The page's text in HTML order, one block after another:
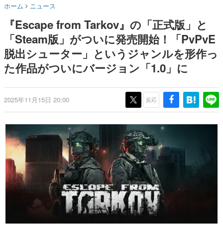
ゲームに多大な影響を受けた作家さんに取材し、ゲームが
日本のコンテンツ産業やカルチャーに与えた影響を探る企
画です。
日本モバイルゲーム産業史
日本のモバイルゲーム史における主要なトピック・タイト
ルを網羅するほか、開発者へのインタビューや識者による
解説を掲載。約20年の歴史が一望できる決定版！
『うつヌケ』『ペンと箸』等で知られるマンガ家・田中圭
一先生によるゲーム業界レポートマンガです。
なんでゲームは面白い？
ゲーム開発者・hamatsu氏がゲームの魅力を画面や操作の
具体的な形から解き明かしていく、硬派で骨太な評論連載
です。
ゲームが変えた日本語
「経験値」「裏技」「ラスボス」… ゲームにまつわる言葉
の起源や用法の変遷を、コンピューター文化史研究家・タ
イニーP氏が徹底調査。
カテゴリ
なじみの緩衝材が会社の名前に
ホーム ニュース
『Escape from Tarkov』の「正式版」と
「Steam版」がついに発売開始！「PvPvE
脱出シューター」というジャンルを形作っ
た作品がついにバージョン「1.0」に
2025年11月15日 20:00 反応